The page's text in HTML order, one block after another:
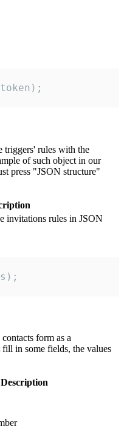
triggers' rules with the
of such object in our
press "JSON structure"
invitations rules in JSON
form as a
in some fields, the values
Description